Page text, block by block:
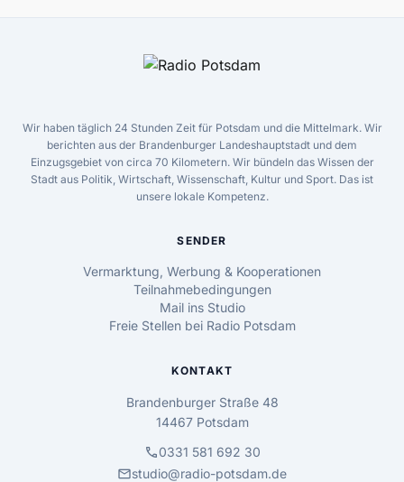
Wir haben täglich 24 Stunden Zeit für Potsdam und die Mittelmark. Wir
berichten aus der Brandenburger Landeshauptstadt und dem
Einzugsgebiet von circa 70 Kilometern. Wir bündeln das Wissen der
Stadt aus Politik, Wirtschaft, Wissenschaft, Kultur und Sport. Das ist
unsere lokale Kompetenz.
SENDER
Vermarktung, Werbung & Kooperationen
Teilnahmebedingungen
Mail ins Studio
Freie Stellen bei Radio Potsdam
KONTAKT
Brandenburger Straße 48
14467 Potsdam
call0331 581 692 30
mailstudio@radio-potsdam.de